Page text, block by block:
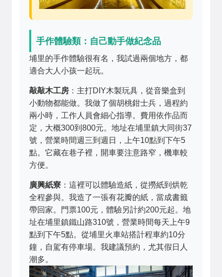
手作體驗類：自己動手做紀念品
埔里的手作體驗很有名，我試過兩個地方，都
適合大人小孩一起玩。
敲敲木工房 ：主打DIY木製玩具，從音樂盒到
小動物都能做。我做了個胡桃鉗士兵，過程約
兩小時，工作人員會細心指導。費用依作品而
定，大概300到800元。地址在埔里鎮大同街37
號，營業時間週三到週日，上午10點到下午5
點。它藏在巷子裡，開車要注意路窄，機車較
方便。
廣興紙寮 ：這裡可以體驗造紙，從撈紙到烘乾
全程參與。我造了一張有花瓣的紙，當成書籤
帶回家。門票100元，體驗另計約200元起。地
址在埔里鎮鐵山路310號，營業時間每天上午9
點到下午5點。從埔里火車站搭計程車約10分
鐘，自駕有停車場。我建議預約，尤其假日人
潮多。